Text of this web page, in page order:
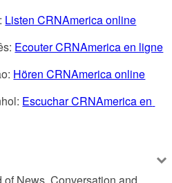
Listen CRNAmerica online
Ecouter CRNAmerica en ligne
Hören CRNAmerica online
Escuchar CRNAmerica en